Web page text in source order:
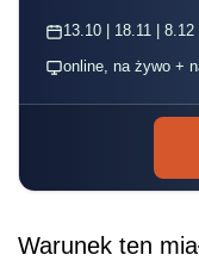
13.10 | 18.11 |
online, na żywo +
Warunek ten